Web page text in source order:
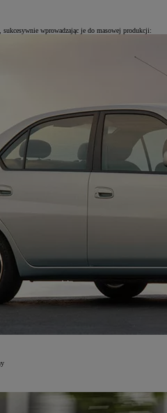
wprowadzając je do masowej produkcji: